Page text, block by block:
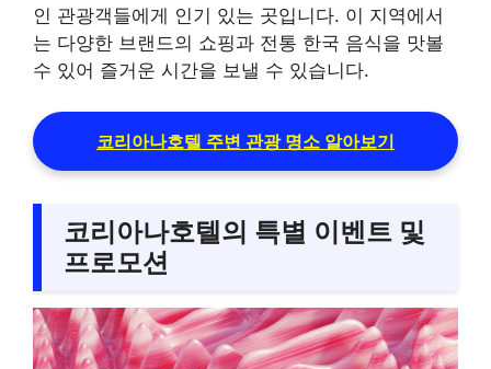
인 관광객들에게 인기 있는 곳입니다. 이 지역에서
는 다양한 브랜드의 쇼핑과 전통 한국 음식을 맛볼
수 있어 즐거운 시간을 보낼 수 있습니다.
코리아나호텔 주변 관광 명소 알아보기
코리아나호텔의 특별 이벤트 및
프로모션